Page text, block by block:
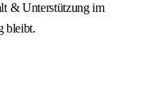
& Unterstützung im
bleibt.